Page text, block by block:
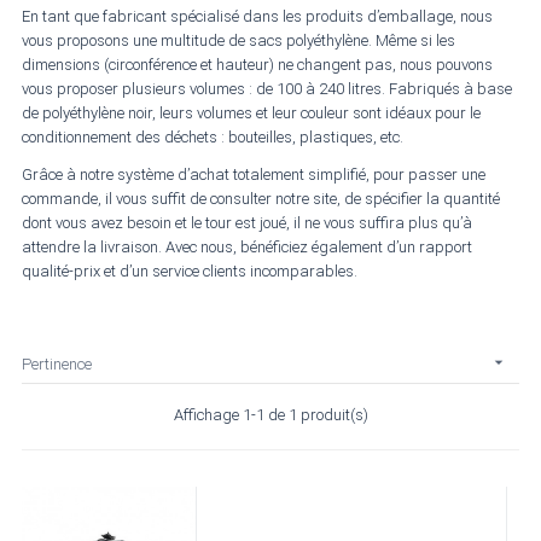
En tant que fabricant spécialisé dans les produits d’emballage, nous
vous proposons une multitude de sacs polyéthylène. Même si les
dimensions (circonférence et hauteur) ne changent pas, nous pouvons
vous proposer plusieurs volumes : de 100 à 240 litres. Fabriqués à base
de polyéthylène noir, leurs volumes et leur couleur sont idéaux pour le
conditionnement des déchets : bouteilles, plastiques, etc.
Grâce à notre système d’achat totalement simplifié, pour passer une
commande, il vous suffit de consulter notre site, de spécifier la quantité
dont vous avez besoin et le tour est joué, il ne vous suffira plus qu’à
attendre la livraison. Avec nous, bénéficiez également d’un rapport
qualité-prix et d’un service clients incomparables.
Pertinence 
Affichage 1-1 de 1 produit(s)